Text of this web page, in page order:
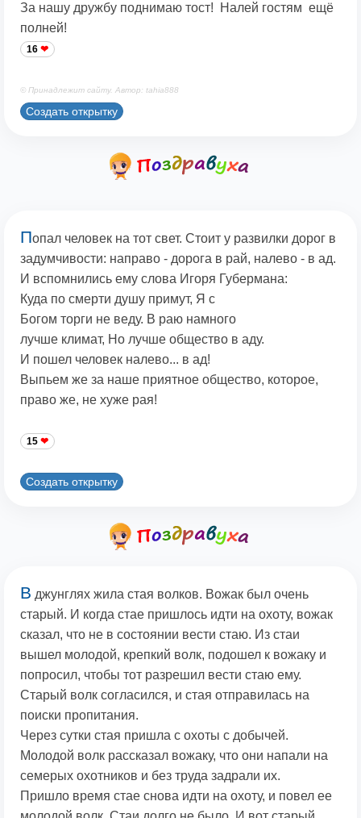
За нашу дружбу поднимаю тост! Налей гостям ещё
полней!
16
© Принадлежит сайту. Автор: tahia888
Создать открытку
Попал человек на тот свет. Стоит у развилки дорог в
задумчивости: направо - дорога в рай, налево - в ад.
И вспомнились ему слова Игоря Губермана:
Куда по смерти душу примут, Я с
Богом торги не веду. В раю намного
лучше климат, Но лучше общество в аду.
И пошел человек налево... в ад!
Выпьем же за наше приятное общество, которое,
право же, не хуже рая!
15
Создать открытку
В джунглях жила стая волков. Вожак был очень
старый. И когда стае пришлось идти на охоту, вожак
сказал, что не в состоянии вести стаю. Из стаи
вышел молодой, крепкий волк, подошел к вожаку и
попросил, чтобы тот разрешил вести стаю ему.
Старый волк согласился, и стая отправилась на
поиски пропитания.
Через сутки стая пришла с охоты с добычей.
Молодой волк рассказал вожаку, что они напали на
семерых охотников и без труда задрали их.
Пришло время стае снова идти на охоту, и повел ее